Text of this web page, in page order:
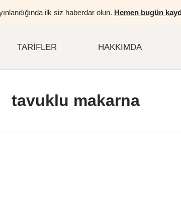
ilk siz haberdar olun. Hemen bugün
TARIFLER HAKKIMDA
tavuklu makarna